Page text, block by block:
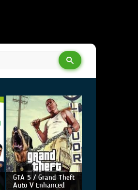
GTA 5 / Grand Theft
Auto V Enhanced